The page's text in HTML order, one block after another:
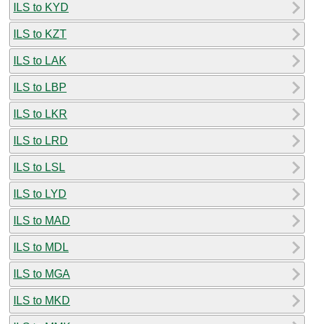
ILS to KYD
ILS to KZT
ILS to LAK
ILS to LBP
ILS to LKR
ILS to LRD
ILS to LSL
ILS to LYD
ILS to MAD
ILS to MDL
ILS to MGA
ILS to MKD